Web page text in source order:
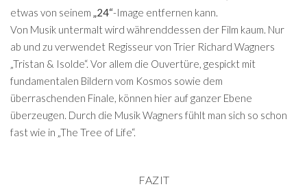
etwas von seinem „24“-Image entfernen kann.
Von Musik untermalt wird währenddessen der Film kaum. Nur
ab und zu verwendet Regisseur von Trier Richard Wagners
„Tristan & Isolde“. Vor allem die Ouvertüre, gespickt mit
fundamentalen Bildern vom Kosmos sowie dem
überraschenden Finale, können hier auf ganzer Ebene
überzeugen. Durch die Musik Wagners fühlt man sich so schon
fast wie in „The Tree of Life“.
FAZIT